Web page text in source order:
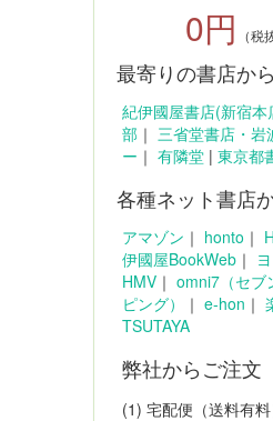
0円 （税
最寄りの書店か
紀伊國屋書店(新宿本
部｜ 三省堂書店・岩
ー ｜ 有隣堂| 東京都
各種ネット書店
アマゾン ｜ honto ｜
伊國屋BookWeb｜
HMV｜ omni7（セブ
ピング）
｜ e-hon ｜
TSUTAYA
弊社からご注文
(1) 宅配便（送料有料